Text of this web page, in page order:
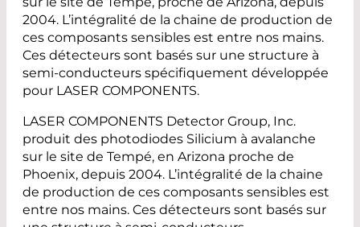
2004. L’intégralité de la chaine de production de
ces composants sensibles est entre nos mains.
Ces détecteurs sont basés sur une structure à
semi-conducteurs spécifiquement développée
pour LASER COMPONENTS.
LASER COMPONENTS Detector Group, Inc.
produit des photodiodes Silicium à avalanche
sur le site de Tempé, en Arizona proche de
Phoenix, depuis 2004. L’intégralité de la chaine
de production de ces composants sensibles est
entre nos mains. Ces détecteurs sont basés sur